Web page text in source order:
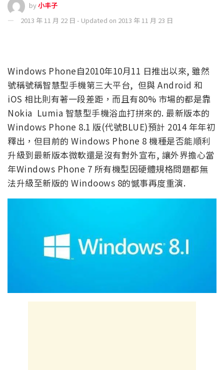
by小丰子
2013 年 11 月 22 日 - Updated on 2013 年 11 月 23 日
Windows Phone自2010年10月11 日推出以來, 雖然
號稱號稱智慧型手機第三大平台, 但與 Android 和
iOS 相比則有著一段差距，而且有80% 市場的都是靠
Nokia Lumia 智慧型手機浴血打拼來的. 最新版本的
Windows Phone 8.1 版(代號BLUE)預計 2014 年年初
釋出，但目前的 Windows Phone 8 機種是否能順利
升級到最新版本微軟還是沒有對外宣布, 讓外界擔心當
年Windows Phone 7 所有機型因硬體規格問題都無
法升級至新版的 Windoows 8的憾事再度重演.